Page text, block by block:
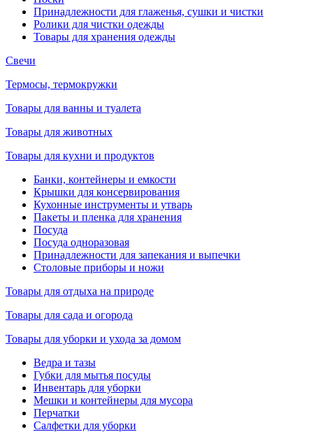
Принадлежности для глаженья, сушки и чистки
Ролики для чистки одежды
Товары для хранения одежды
Свечи
Термосы, термокружки
Товары для ванны и туалета
Товары для животных
Товары для кухни и продуктов
Банки, контейнеры и емкости
Крышки для консервирования
Кухонные инструменты и утварь
Пакеты и пленка для хранения
Посуда
Посуда одноразовая
Принадлежности для запекания и выпечки
Столовые приборы и ножи
Товары для отдыха на природе
Товары для сада и огорода
Товары для уборки и ухода за домом
Ведра и тазы
Губки для мытья посуды
Инвентарь для уборки
Мешки и контейнеры для мусора
Перчатки
Салфетки для уборки